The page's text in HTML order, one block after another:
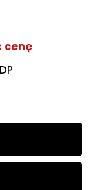
cenę